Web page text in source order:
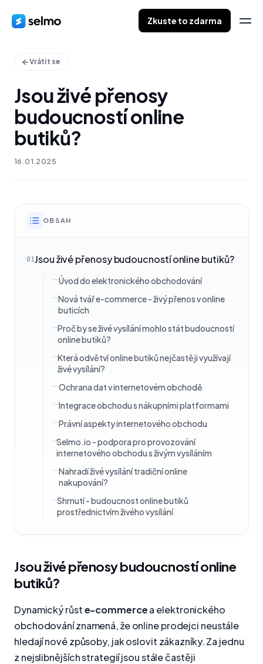
Zkuste to zdarma
Vrátit se
Jsou živé přenosy
budoucností online
butiků?
16.01.2025
OBSAH
01Jsou živé přenosy budoucností online butiků?
Úvod do elektronického obchodování
Nová tvář e-commerce - živý přenos v online
buticích
Proč by se živé vysílání mohlo stát budoucností
online butiků?
Která odvětví online butiků nejčastěji využívají
živé vysílání?
Ochrana dat v internetovém obchodě
Integrace obchodu s nákupními platformami
Právní aspekty internetového obchodu
Selmo.io - podpora pro provozování
internetového obchodu s živým vysíláním
Nahradí živé vysílání tradiční online
nakupování?
Shrnutí - budoucnost online butiků
prostřednictvím živého vysílání
Jsou živé přenosy budoucností online
butiků?
Dynamický růste-commercea elektronického
obchodování znamená, že online prodejci neustále
hledají nové způsoby, jak oslovit zákazníky. Za jednu
z nejslibnějších strategií jsou stále častěji